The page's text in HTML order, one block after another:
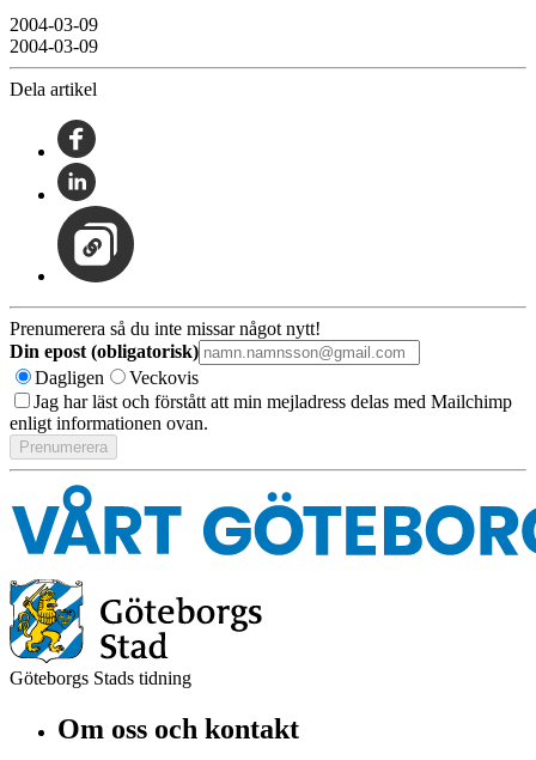
2004-03-09
2004-03-09
Dela artikel
Prenumerera så du inte missar något nytt!
Din epost (obligatorisk)
Dagligen
Veckovis
Jag har läst och förstått att min mejladress delas med Mailchimp
enligt informationen ovan.
Göteborgs Stads tidning
Om oss och kontakt